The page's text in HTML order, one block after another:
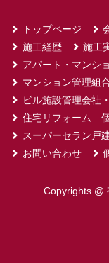
洗浄管等補修工
事
T様邸建具交換
工事
T様邸照明スイ
ッチ交換工事
浄工事
トップページ
施工経歴
施工
アパート・マンシ
マンション管理組
ビル施設管理会社
住宅リフォーム 個
スーパーセラン戸
お問い合わせ
Copyrights @